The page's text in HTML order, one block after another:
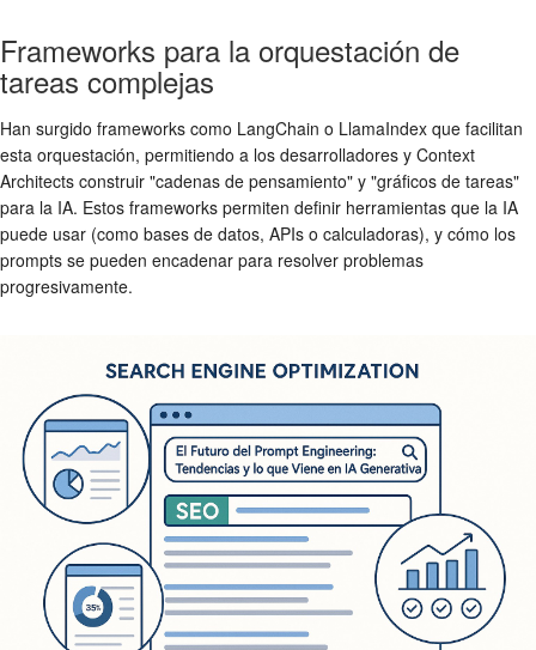
Frameworks para la orquestación de
tareas complejas
Han surgido frameworks como LangChain o LlamaIndex que facilitan
esta orquestación, permitiendo a los desarrolladores y Context
Architects construir "cadenas de pensamiento" y "gráficos de tareas"
para la IA. Estos frameworks permiten definir herramientas que la IA
puede usar (como bases de datos, APIs o calculadoras), y cómo los
prompts se pueden encadenar para resolver problemas
progresivamente.